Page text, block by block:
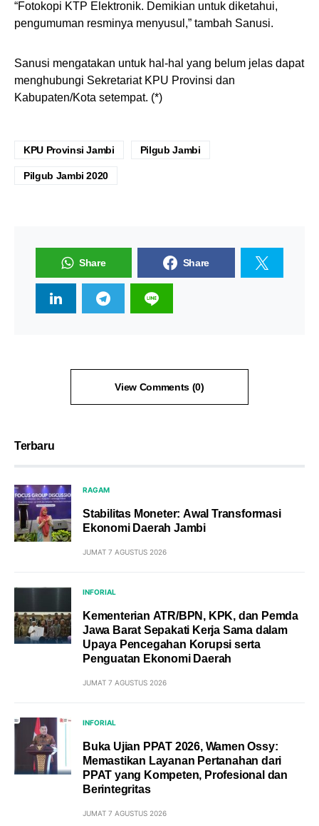
“Fotokopi KTP Elektronik. Demikian untuk diketahui,
pengumuman resminya menyusul,” tambah Sanusi.
Sanusi mengatakan untuk hal-hal yang belum jelas dapat
menghubungi Sekretariat KPU Provinsi dan
Kabupaten/Kota setempat. (*)
KPU Provinsi Jambi Pilgub Jambi
Pilgub Jambi 2020
Share Share
View Comments (0)
Terbaru
RAGAM
Stabilitas Moneter: Awal Transformasi
Ekonomi Daerah Jambi
JUMAT 7 AGUSTUS 2026
INFORIAL
Kementerian ATR/BPN, KPK, dan Pemda
Jawa Barat Sepakati Kerja Sama dalam
Upaya Pencegahan Korupsi serta
Penguatan Ekonomi Daerah
JUMAT 7 AGUSTUS 2026
INFORIAL
Buka Ujian PPAT 2026, Wamen Ossy:
Memastikan Layanan Pertanahan dari
PPAT yang Kompeten, Profesional dan
Berintegritas
JUMAT 7 AGUSTUS 2026